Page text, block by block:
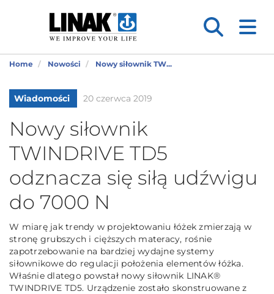
Home Nowości Nowy siłownik TW...
Wiadomości 20 czerwca 2019
Nowy siłownik
TWINDRIVE TD5
odznacza się siłą udźwigu
do 7000 N
W miarę jak trendy w projektowaniu łóżek zmierzają w
stronę grubszych i cięższych materacy, rośnie
zapotrzebowanie na bardziej wydajne systemy
siłownikowe do regulacji położenia elementów łóżka.
Właśnie dlatego powstał nowy siłownik LINAK®
TWINDRIVE TD5. Urządzenie zostało skonstruowane z